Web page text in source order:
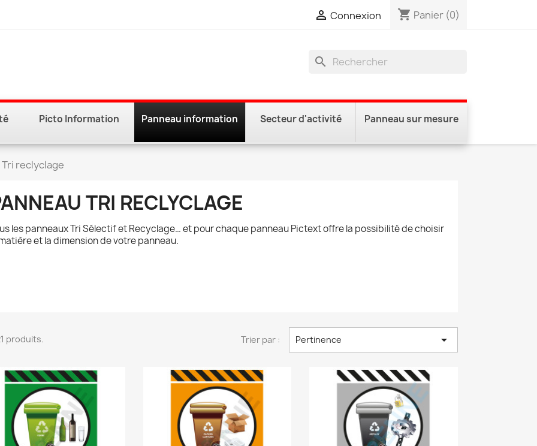
 Connexion shopping_cart Panier (0)
search
Picto Information Panneau information Secteur d'activité Panneau sur mesure
reclyclage
TRI RECLYCLAGE
les panneaux Tri Sélectif et Recyclage… et pour chaque panneau Pictext offre la possibilité de choisir
et la dimension de votre panneau.
produits. Trier par : Pertinence 